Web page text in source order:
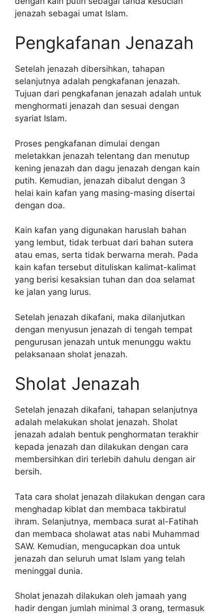
jenazah sebagai umat Islam.
Pengkafanan Jenazah
Setelah jenazah dibersihkan, tahapan
selanjutnya adalah pengkafanan jenazah.
Tujuan dari pengkafanan jenazah adalah untuk
menghormati jenazah dan sesuai dengan
syariat Islam.
Proses pengkafanan dimulai dengan
meletakkan jenazah telentang dan menutup
kening jenazah dan dagu jenazah dengan kain
putih. Kemudian, jenazah dibalut dengan 3
helai kain kafan yang masing-masing disertai
dengan doa.
Kain kafan yang digunakan haruslah bahan
yang lembut, tidak terbuat dari bahan sutera
atau emas, serta tidak berwarna merah. Pada
kain kafan tersebut dituliskan kalimat-kalimat
yang berisi kesaksian tuhan dan doa selamat
ke jalan yang lurus.
Setelah jenazah dikafani, maka dilanjutkan
dengan menyusun jenazah di tengah tempat
pengurusan jenazah untuk menunggu waktu
pelaksanaan sholat jenazah.
Sholat Jenazah
Setelah jenazah dikafani, tahapan selanjutnya
adalah melakukan sholat jenazah. Sholat
jenazah adalah bentuk penghormatan terakhir
kepada jenazah dan dilakukan dengan cara
membersihkan diri terlebih dahulu dengan air
bersih.
Tata cara sholat jenazah dilakukan dengan cara
menghadap kiblat dan membaca takbiratul
ihram. Selanjutnya, membaca surat al-Fatihah
dan membaca sholawat atas nabi Muhammad
SAW. Kemudian, mengucapkan doa untuk
jenazah dan seluruh umat Islam yang telah
meninggal dunia.
Sholat jenazah dilakukan oleh jamaah yang
hadir dengan jumlah minimal 3 orang, termasuk